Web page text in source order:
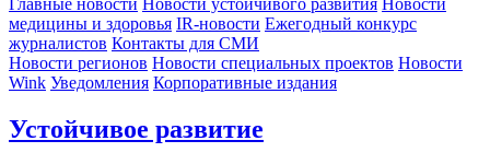
медицины и здоровья IR-новости Ежегодный конкурс
журналистов Контакты для СМИ
Новости регионов Новости специальных проектов Новости
Wink Уведомления Корпоративные издания
Устойчивое развитие